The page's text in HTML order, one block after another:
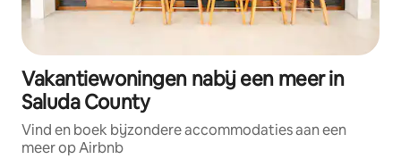
Vakantiewoningen nabij een meer in
Saluda County
Vind en boek bijzondere accommodaties aan een
meer op Airbnb